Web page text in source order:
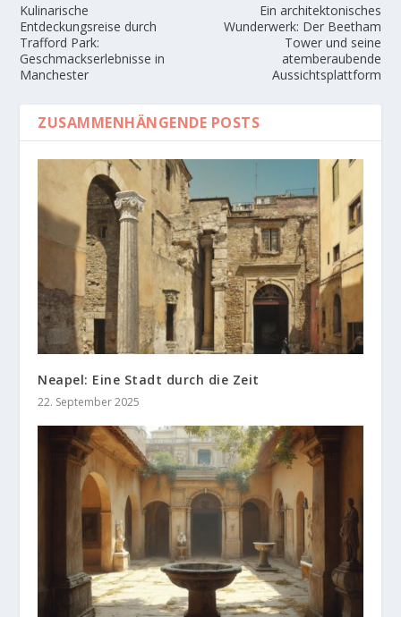
Kulinarische
Entdeckungsreise durch
Trafford Park:
Geschmackserlebnisse in
Manchester
Ein architektonisches
Wunderwerk: Der Beetham
Tower und seine
atemberaubende
Aussichtsplattform
ZUSAMMENHÄNGENDE POSTS
Neapel: Eine Stadt durch die Zeit
22. September 2025